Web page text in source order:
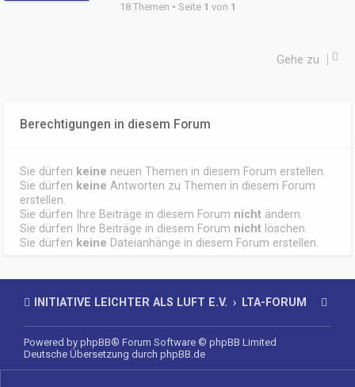
18 Themen • Seite 1 von 1
Gehe zu
Berechtigungen in diesem Forum
Sie dürfen keine neuen Themen in diesem Forum erstellen.
Sie dürfen keine Antworten zu Themen in diesem Forum
erstellen.
Sie dürfen Ihre Beiträge in diesem Forum nicht ändern.
Sie dürfen Ihre Beiträge in diesem Forum nicht löschen.
Sie dürfen keine Dateianhänge in diesem Forum erstellen.
INITIATIVE LEICHTER ALS LUFT E.V. LTA-FORUM
Powered by phpBB® Forum Software © phpBB Limited
Deutsche Übersetzung durch phpBB.de